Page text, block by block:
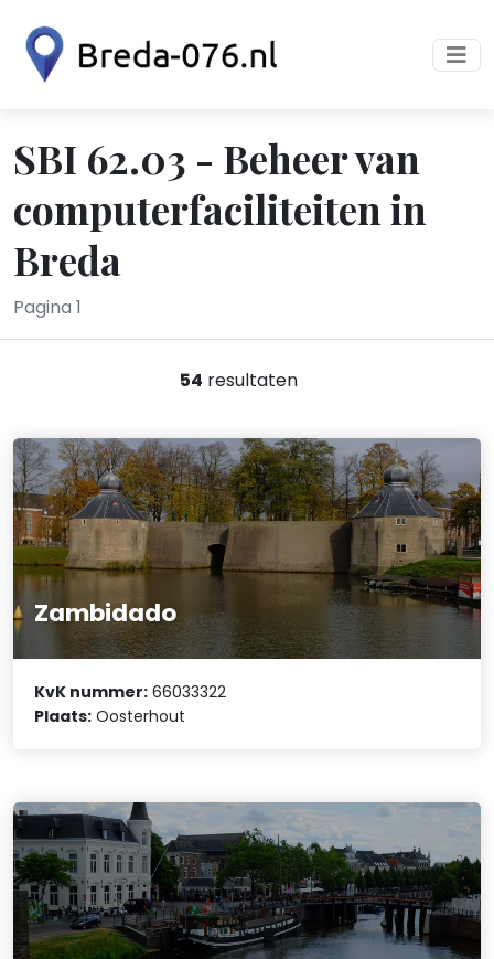
SBI 62.03 - Beheer van
computerfaciliteiten in
Breda
Pagina 1
54 resultaten
Zambidado
KvK nummer: 66033322
Plaats: Oosterhout